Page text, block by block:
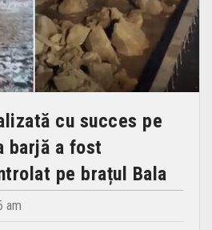
cu succes pe
barjă a fost
pe brațul Bala
am